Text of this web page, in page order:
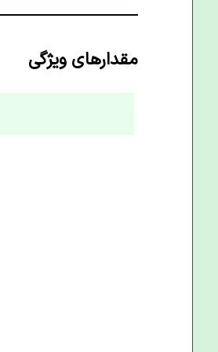
مقدارهای ویژگی